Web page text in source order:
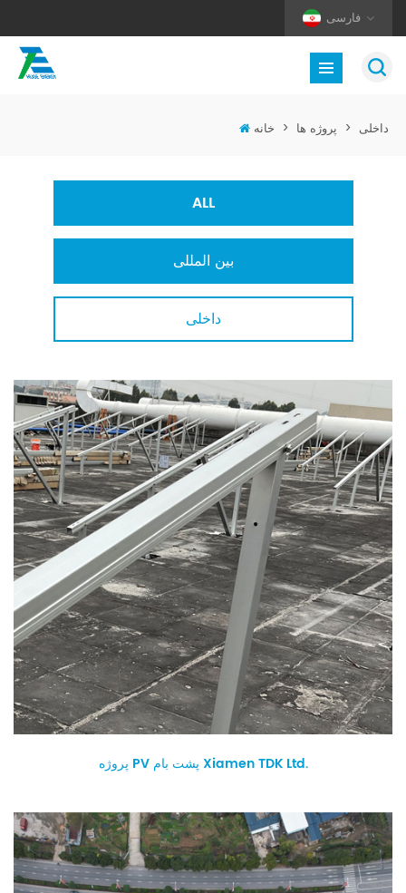
فارسی
خانه > پروژه ها > داخلی
ALL
بین المللی
داخلی
پروژه PV پشت بام Xiamen TDK Ltd.